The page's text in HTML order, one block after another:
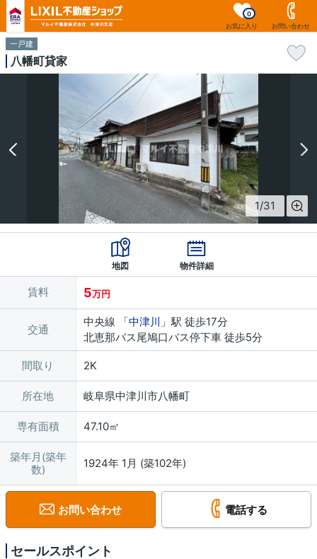
お気に入り
0
お問い合わせ
一戸建
八幡町貸家
1/31
地図 物件詳細
賃料 5万円
交通
中央線 「中津川 」駅 徒歩17分
北恵那バス尾鳩口バス停下車 徒歩5分
間取り 2K
所在地 岐阜県中津川市八幡町
専有面積 47.10㎡
築年月(築年
数)
1924年 1月 (築102年)
お問い合わせ 電話する
セールスポイント